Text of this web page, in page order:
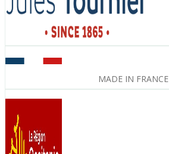
MADE IN FRANCE